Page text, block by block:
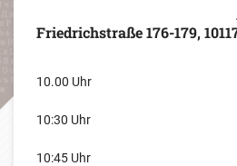
Friedrichstraße 176-179,
10.00 Uhr
10:30 Uhr
10:45 Uhr